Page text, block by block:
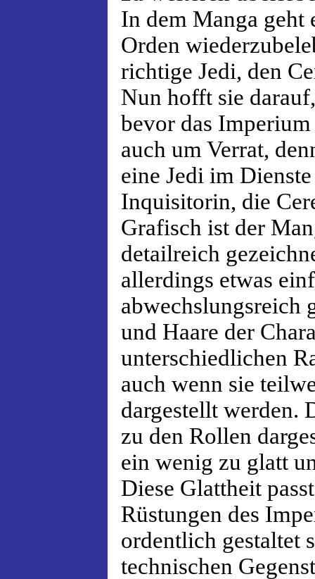
In dem Manga geht
Orden
richtige Jedi, den
Nun hofft sie
bevor das
auch um Verrat,
eine Jedi im
Inquisitorin, die
Grafisch ist der
detailreich
allerdings etwas
abwechslungsreich
und Haare der
unterschiedlichen
auch wenn sie
dargestellt werden.
zu den Rollen
ein wenig zu glatt
Diese Glattheit
Rüstungen des
ordentlich gestaltet
technischen